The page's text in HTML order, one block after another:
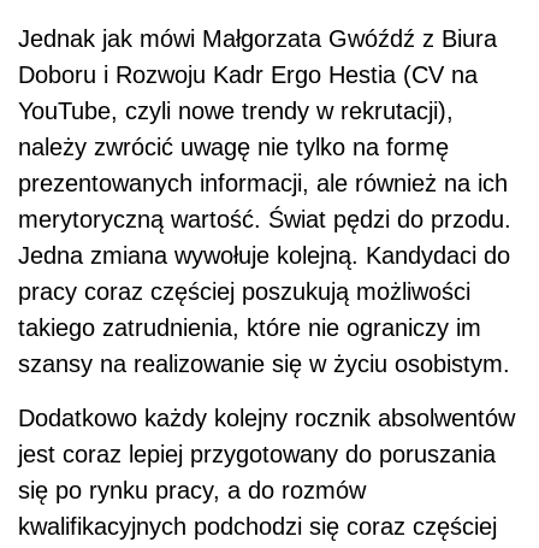
Jednak jak mówi Małgorzata Gwóźdź z Biura
Doboru i Rozwoju Kadr Ergo Hestia (CV na
YouTube, czyli nowe trendy w rekrutacji),
należy zwrócić uwagę nie tylko na formę
prezentowanych informacji, ale również na ich
merytoryczną wartość. Świat pędzi do przodu.
Jedna zmiana wywołuje kolejną. Kandydaci do
pracy coraz częściej poszukują możliwości
takiego zatrudnienia, które nie ograniczy im
szansy na realizowanie się w życiu osobistym.
Dodatkowo każdy kolejny rocznik absolwentów
jest coraz lepiej przygotowany do poruszania
się po rynku pracy, a do rozmów
kwalifikacyjnych podchodzi się coraz częściej